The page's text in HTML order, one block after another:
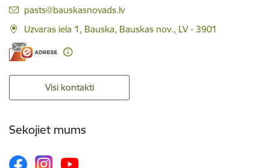
E-pasts:
pasts@bauskasnovads.lv
Uzvaras iela 1, Bauska, Bauskas nov., LV - 3901
Visi kontakti
Sekojiet mums